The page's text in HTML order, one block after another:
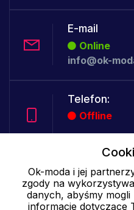
E-mail
Online
info@ok-
Telefon:
Offline
Cookies - szczegółowe
prywatności
Ok-moda i jej
zgody na
danych, abyśmy mogli
informacje dotyczące